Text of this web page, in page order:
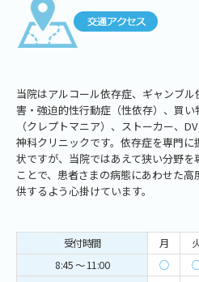
当院はアルコール依存症、ギャンブ
害・強迫的性行動症（性依存）、買
（クレプトマニア）、ストーカー、
神科クリニックです。依存症を専門
状ですが、当院ではあえて狭い分野
ことで、患者さまの病態にあわせた
供するよう心掛けています。
受付時間 月
8:45 ～ 11:00
○